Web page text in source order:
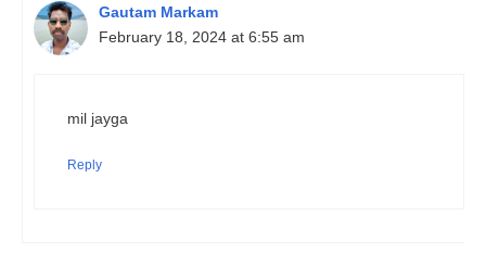
Gautam Markam
February 18, 2024 at 6:55 am
mil jayga
Reply